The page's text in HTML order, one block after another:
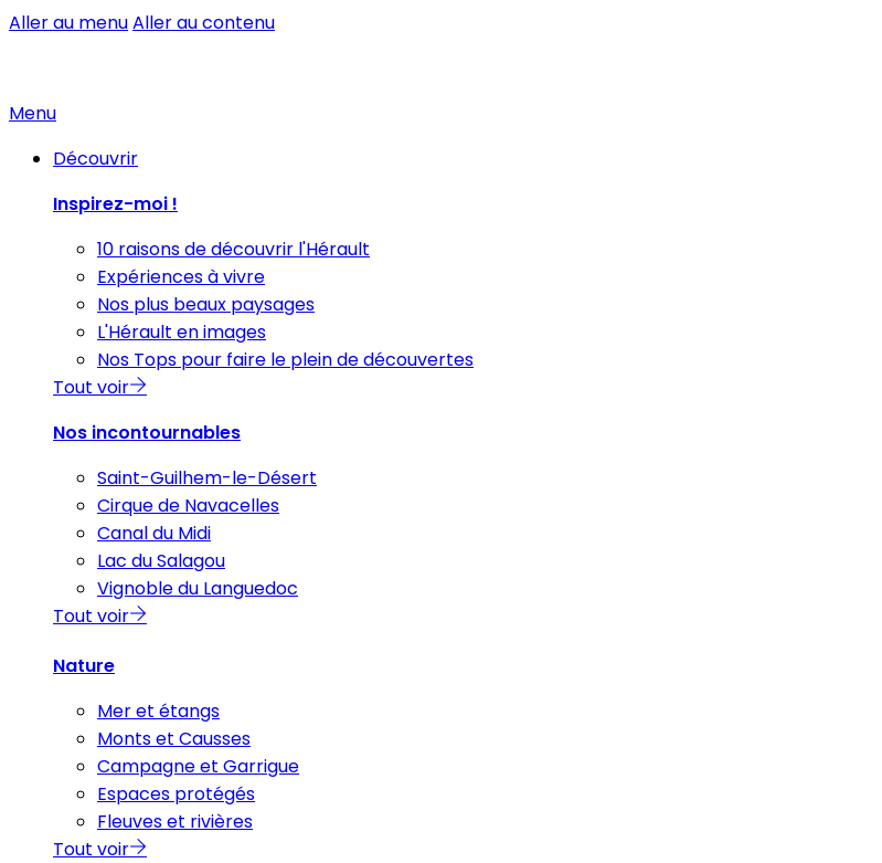
Aller au menuAller au contenu
Menu
Découvrir
Inspirez-moi !
10 raisons de découvrir l'Hérault
Expériences à vivre
Nos plus beaux paysages
L'Hérault en images
Nos Tops pour faire le plein de découvertes
Tout voir
Nos incontournables
Saint-Guilhem-le-Désert
Cirque de Navacelles
Canal du Midi
Lac du Salagou
Vignoble du Languedoc
Tout voir
Nature
Mer et étangs
Monts et Causses
Campagne et Garrigue
Espaces protégés
Fleuves et rivières
Tout voir